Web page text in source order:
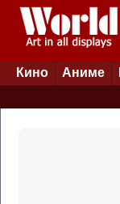
Кино Аниме